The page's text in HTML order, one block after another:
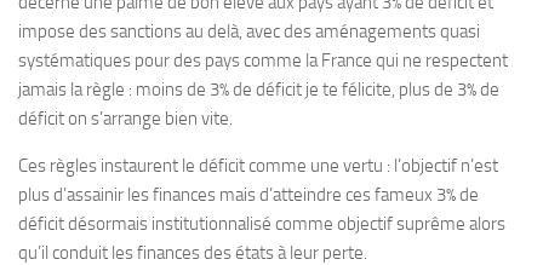
impose des sanctions au delà, avec des aménagements quasi
systématiques pour des pays comme la France qui ne respectent
jamais la règle : moins de 3% de déficit je te félicite, plus de 3% de
déficit on s’arrange bien vite.
Ces règles instaurent le déficit comme une vertu : l’objectif n’est
plus d’assainir les finances mais d’atteindre ces fameux 3% de
déficit désormais institutionnalisé comme objectif suprême alors
qu’il conduit les finances des états à leur perte.